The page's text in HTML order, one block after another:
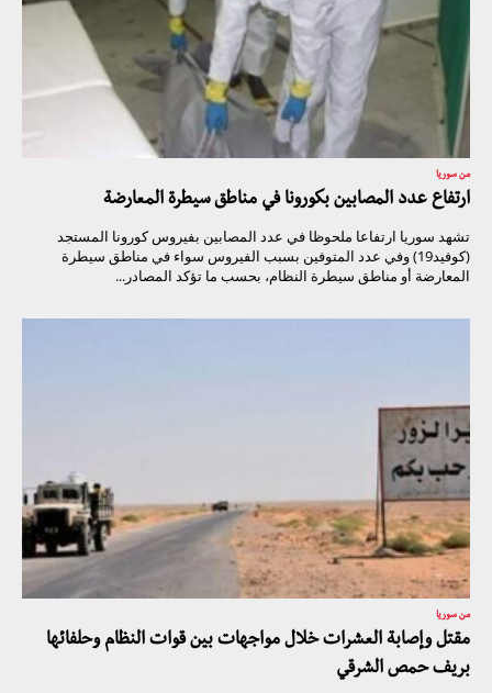
من سوريا
ارتفاع عدد المصابين بكورونا في مناطق سيطرة المعارضة
تشهد سوريا ارتفاعا ملحوظا في عدد المصابين بفيروس كورونا المستجد
(كوفيد19) وفي عدد المتوفين بسبب الفيروس سواء في مناطق سيطرة
المعارضة أو مناطق سيطرة النظام، بحسب ما تؤكد المصادر...
من سوريا
مقتل وإصابة العشرات خلال مواجهات بين قوات النظام وحلفائها
بريف حمص الشرقي